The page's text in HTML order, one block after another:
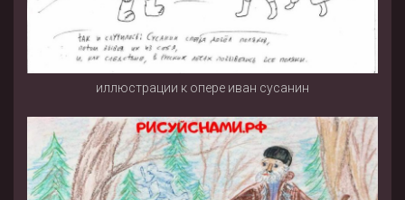
иллюстрации к опере иван сусанин